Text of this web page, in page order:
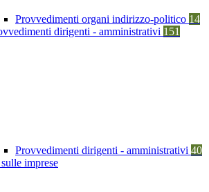
Provvedimenti organi indirizzo-politico 14
dirigenti - amministrativi 151
Provvedimenti dirigenti - amministrativi 40
imprese